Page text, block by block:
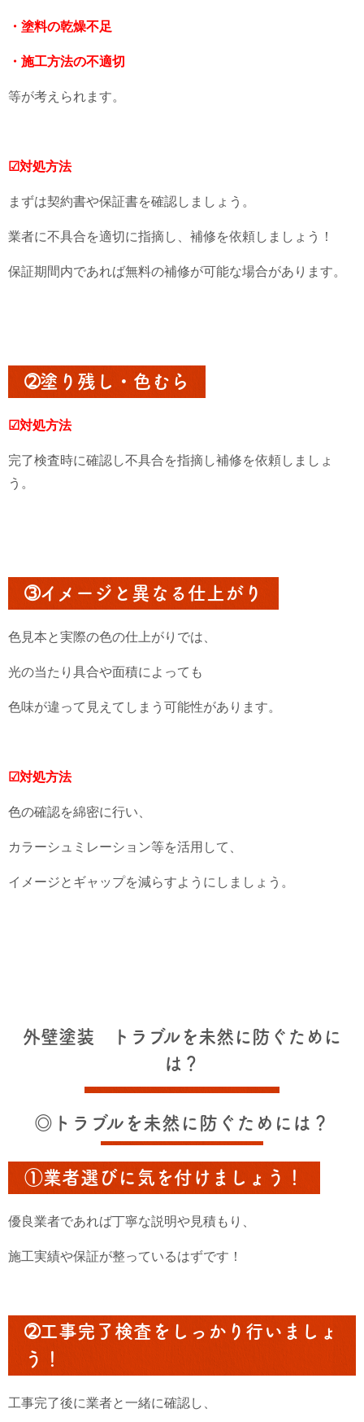
・塗料の乾燥不足
・施工方法の不適切
等が考えられます。
☑対処方法
まずは契約書や保証書を確認しましょう。
業者に不具合を適切に指摘し、補修を依頼しましょう！
保証期間内であれば無料の補修が可能な場合があります。
➁塗り残し・色むら
☑対処方法
完了検査時に確認し不具合を指摘し補修を依頼しましょ
う。
➂イメージと異なる仕上がり
色見本と実際の色の仕上がりでは、
光の当たり具合や面積によっても
色味が違って見えてしまう可能性があります。
☑対処方法
色の確認を綿密に行い、
カラーシュミレーション等を活用して、
イメージとギャップを減らすようにしましょう。
外壁塗装 トラブルを未然に防ぐために
は？
◎トラブルを未然に防ぐためには？
①業者選びに気を付けましょう！
優良業者であれば丁寧な説明や見積もり、
施工実績や保証が整っているはずです！
➁工事完了検査をしっかり行いましょ
う！
工事完了後に業者と一緒に確認し、